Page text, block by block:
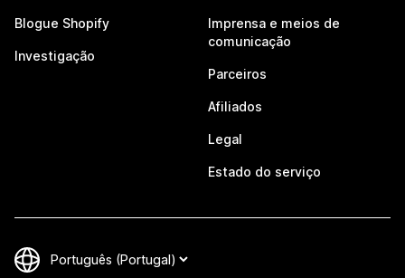
Blogue Shopify
Investigação
Imprensa e meios de
comunicação
Parceiros
Afiliados
Legal
Estado do serviço